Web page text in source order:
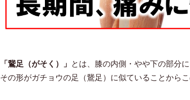
「鵞足（がそく）」 とは、膝の内側・やや下の部分
その形がガチョウの足（鵞足）に似ていることからこ